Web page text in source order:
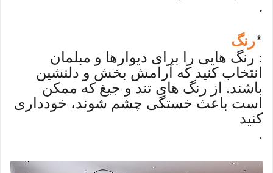
.
*رنگ
: رنگ هایی را برای دیوارها و مبلمان
انتخاب کنید که آرامش بخش و دلنشین
باشند. از رنگ های تند و جیغ که ممکن
است باعث خستگی چشم شوند، خودداری
کنید
.